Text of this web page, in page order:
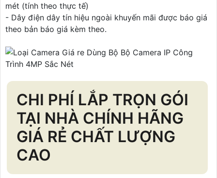
mét (tính theo thực tế)
- Dây điện dây tín hiệu ngoài khuyến mãi được báo giá
theo bản báo giá kèm theo.
CHI PHÍ LẮP TRỌN GÓI
TẠI NHÀ CHÍNH HÃNG
GIÁ RẺ CHẤT LƯỢNG
CAO